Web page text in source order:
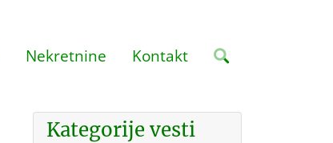
Nekretnine Kontakt
Kategorije vesti